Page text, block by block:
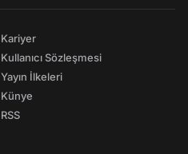
Kariyer
Kullanıcı Sözleşmesi
Yayın İlkeleri
Künye
RSS